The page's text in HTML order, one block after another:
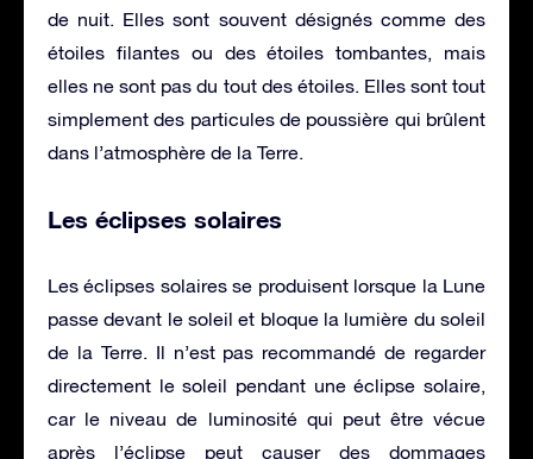
de nuit. Elles sont souvent désignés comme des
étoiles filantes ou des étoiles tombantes, mais
elles ne sont pas du tout des étoiles. Elles sont tout
simplement des particules de poussière qui brûlent
dans l’atmosphère de la Terre.
Les éclipses solaires
Les éclipses solaires se produisent lorsque la Lune
passe devant le soleil et bloque la lumière du soleil
de la Terre. Il n’est pas recommandé de regarder
directement le soleil pendant une éclipse solaire,
car le niveau de luminosité qui peut être vécue
après l’éclipse peut causer des dommages